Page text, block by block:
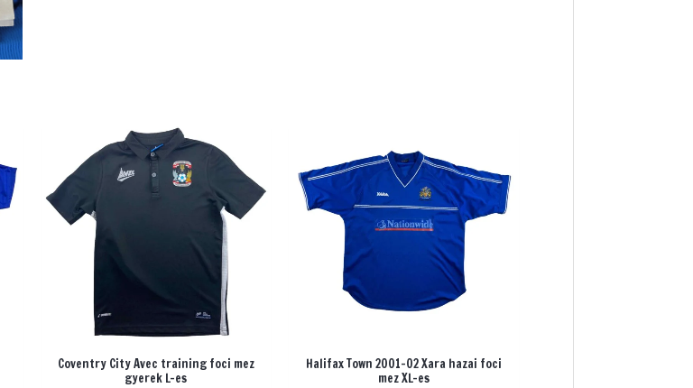
Coventry City Avec training foci mez
gyerek L-es
Halifax Town 2001-02 Xara hazai foci
mez XL-es